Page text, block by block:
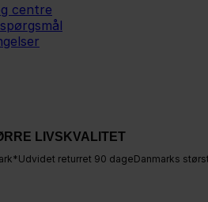
centre
LIVSKVALITET
Udvidet returret 90 dageDanmarks